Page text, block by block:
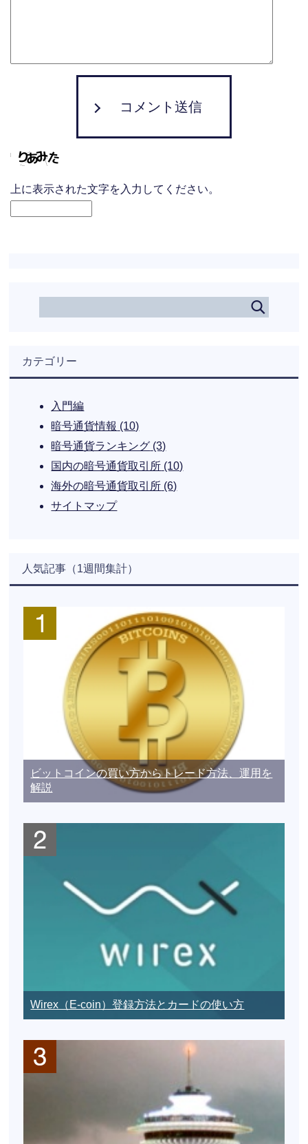
コメント送信
上に表示された文字を入力してください。
カテゴリー
入門編
暗号通貨情報 (10)
暗号通貨ランキング (3)
国内の暗号通貨取引所 (10)
海外の暗号通貨取引所 (6)
サイトマップ
人気記事（1週間集計）
ビットコインの買い方からトレード方法、運用を
解説
Wirex（E-coin）登録方法とカードの使い方